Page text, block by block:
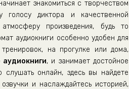
знакомиться с творчеством
голосу диктора и качественной
произведения, будь то
аудиокниги особенно удобен для
на прогулке или дома,
, и занимает достойное
слушать онлайн, здесь вы найдете
и наслаждайтесь историей,